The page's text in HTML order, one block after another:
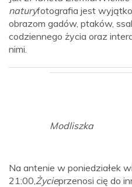
naturyfotografia jest
obrazom gadów, ptaków,
codziennego życia oraz
nimi.
Modliszka
Na antenie w poniedziałek
21:00,Życieprzenosi cię do